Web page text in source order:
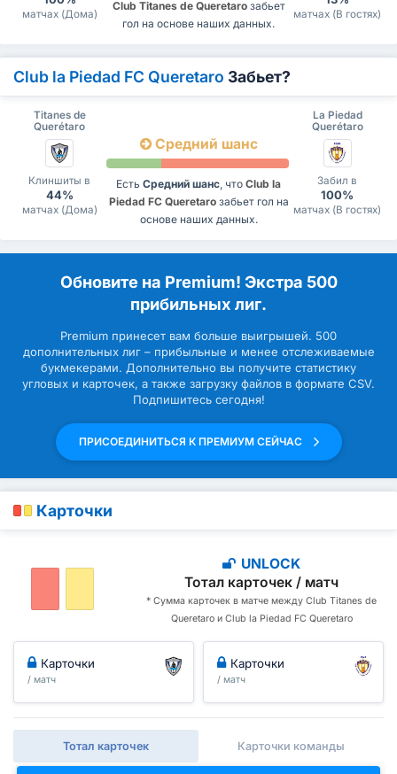
матчах (Дома)
Club Titanes de Queretaroзабьет
гол на основе наших данных.
матчах (В гостях)
Club la Piedad FC Queretaro Забьет?
Titanes de
Querétaro
La Piedad
Querétaro
Клиншиты в
44%
матчах (Дома)
Средний шанс
Есть Средний шанс, что Club la
Piedad FC Queretaroзабьет гол на
основе наших данных.
Забил в
100%
матчах (В гостях)
Обновите на Premium! Экстра 500
прибильных лиг.
Premium принесет вам больше выигрышей. 500
дополнительных лиг – прибыльные и менее отслеживаемые
букмекерами. Дополнительно вы получите статистику
угловых и карточек, а также загрузку файлов в формате CSV.
Подпишитесь сегодня!
ПРИСОЕДИНИТЬСЯ К ПРЕМИУМ СЕЙЧАС
Карточки
UNLOCK
Тотал карточек / матч
* Сумма карточек в матче между Club Titanes de
Queretaro и Club la Piedad FC Queretaro
Карточки
/ матч
Карточки
/ матч
Тотал карточек Карточки команды